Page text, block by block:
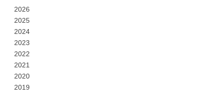
2026
2025
2024
2023
2022
2021
2020
2019